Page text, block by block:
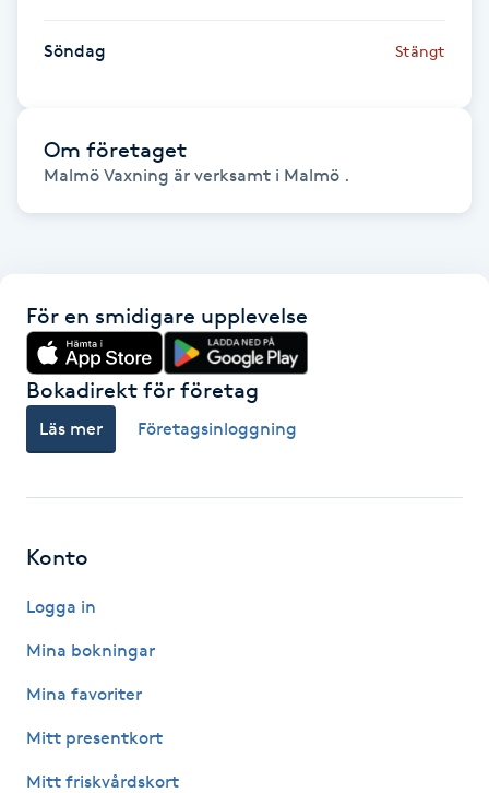
Gel naglar
Gellack med förstärkning
Gravidmassage
Gruppträning
Gua Sha-massage
H
Hatha Yoga
Headspa
Söndag Stängt
Om företaget
Malmö Vaxning är verksamt i Malmö .
För en smidigare upplevelse
Bokadirekt för företag
Läs mer Företagsinloggning
Konto
Logga in
Mina bokningar
Mina favoriter
Mitt presentkort
Mitt friskvårdskort